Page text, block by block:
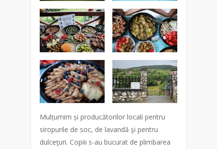
Mulțumim și producătorilor locali pentru
siropurile de soc, de lavandă şi pentru
dulceţuri. Copiii s-au bucurat de plimbarea